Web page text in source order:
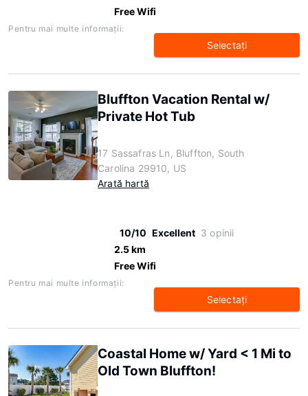
Free Wifi
Pentru mai multe informaţii:
Selectaţi
Bluffton Vacation Rental w/
Private Hot Tub
17 Sassafras Ln, Bluffton, South
Carolina 29910, US
Arată hartă
10/10 Excellent 3 opinii
2.5 km
Free Wifi
Pentru mai multe informaţii:
Selectaţi
Coastal Home w/ Yard < 1 Mi to
Old Town Bluffton!